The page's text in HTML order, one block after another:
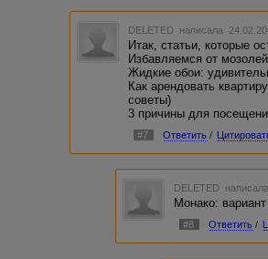
DELETED написала
Итак, статьи, которые
Избавляемся от мозолей
Жидкие обои:
Как арендовать
советы)
3 причины для
#7 Ответить /
DELETED
Монако:
#8 Ответить /